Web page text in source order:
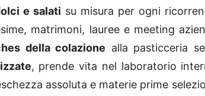
e salati su misura per ogni
matrimoni, lauree e meeting
della colazione alla pasticceria
, prende vita nel laboratorio
assoluta e materie prime